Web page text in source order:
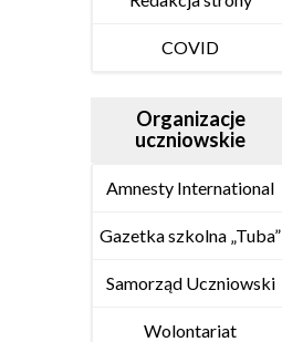
COVID
Organizacje
uczniowskie
Amnesty International
Gazetka szkolna „Tuba”
Samorząd Uczniowski
Wolontariat